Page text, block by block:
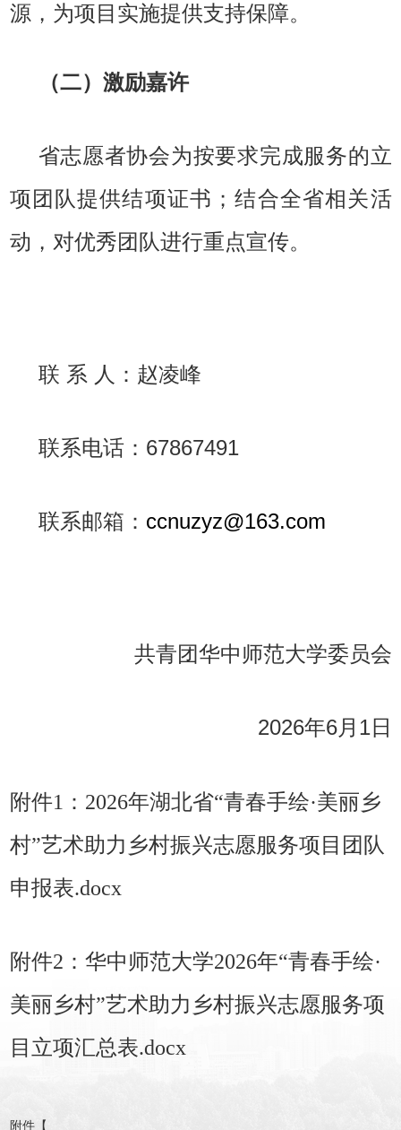
源，为项目实施提供支持保障。
（二）激励嘉许
省志愿者协会为按要求完成服务的立
项团队提供结项证书；结合全省相关活
动，对优秀团队进行重点宣传。
联 系 人：赵凌峰
联系电话：67867491
联系邮箱： ccnuzyz@163.com
共青团华中师范大学委员会
2026年6月1日
附件1：2026年湖北省“青春手绘·美丽乡
村”艺术助力乡村振兴志愿服务项目团队
申报表.docx
附件2：华中师范大学2026年“青春手绘·
美丽乡村”艺术助力乡村振兴志愿服务项
目立项汇总表.docx
附件【